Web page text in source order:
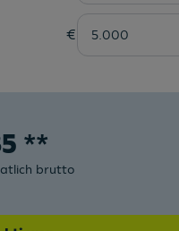
€
**
brutto